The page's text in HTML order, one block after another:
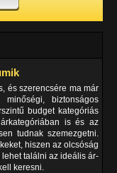
és szerencsére ma már
biztonságos
budget kategóriás
is és az
tudnak szemezgetni.
hiszen az olcsóság
találni az ideális ár-
keresni.